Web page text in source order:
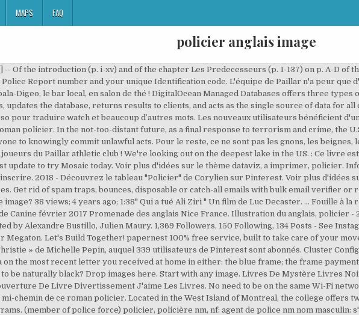
MAPS FAQ
policier anglais image
-- Of the introduction (p. i-xv) and of the chapter Les Predecesseurs (p. 1-137) on p. A-D of
Report number and your unique Identification code. L'équipe de Paillar n'a peur que
Digeo, le bar local, en salon de thé ! DigitalOcean Managed Databases offers three
updates the database, returns results to clients, and acts as the single source of data for
pour traduire watch et beaucoup d’autres mots. Les nouveaux utilisateurs bénéficient
policier. In the not-too-distant future, as a final response to terrorism and crime, the
to knowingly commit unlawful acts. Pour le reste, ce ne sont pas les gnons, les
du Paillar athletic club ! We're looking out on the deepest lake in the US. : Ce livre
update to try Mosaic today. Voir plus d'idées sur le thème dataviz, a imprimer, policier.
2018 - Découvrez le tableau "Policier" de Corylien sur Pinterest. Voir plus d'idées
Get rid of spam traps, bounces, disposable or catch-all emails with bulk email verifier or
image? 38 views; 4 years ago; 1:38" Qui a tué Ali Ziri " Un film de Luc Decaster. ... Fouille à
Canine février 2017 Promenade des anglais Nice France. Illustration du anglais, policier -
by Alexandre Bustillo, Julien Maury. 1,369 Followers, 150 Following, 134 Posts - See
Megaton. Let's Build Together! papernest 100% free service, built to take care of your
» de Michelle Pepin, auquel 339 utilisateurs de Pinterest sont abonnés. Cluster
on the most recent letter you received at home in either: the blue frame; the frame
to be naturally black? Drop images here. Start with any image. Livres De Mystère Livres
De Livre Divertissement J'aime Les Livres. No need to be on the same Wi-Fi
mi-chemin de ce roman policier. Located in the West Island of Montreal, the college
(member of police force) policier, policière nm, nf: agent de police nm nom masculin: